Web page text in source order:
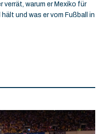
verrät, warum er Mexiko für
und was er vom Fußball in